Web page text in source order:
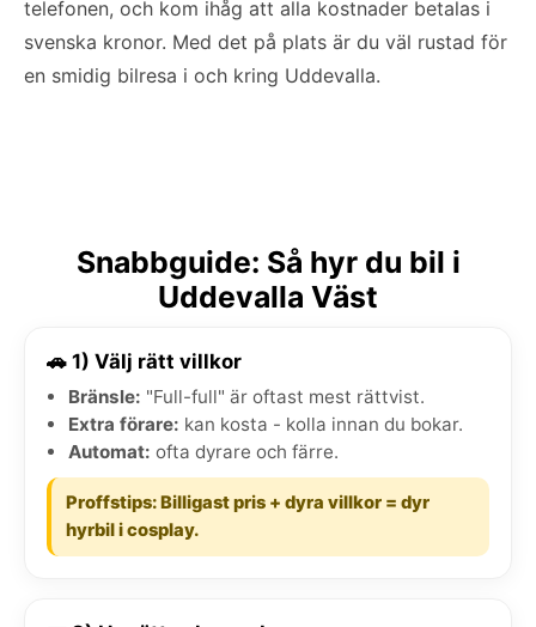
telefonen, och kom ihåg att alla kostnader betalas i
svenska kronor. Med det på plats är du väl rustad för
en smidig bilresa i och kring Uddevalla.
Snabbguide: Så hyr du bil i
Uddevalla Väst
🚗 1) Välj rätt villkor
Bränsle: "Full-full" är oftast mest rättvist.
Extra förare: kan kosta - kolla innan du bokar.
Automat: ofta dyrare och färre.
Proffstips: Billigast pris + dyra villkor = dyr
hyrbil i cosplay.